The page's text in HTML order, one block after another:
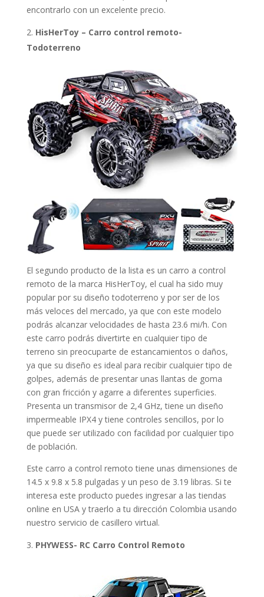
encontrarlo con un excelente precio.
HisHerToy – Carro control remoto-
Todoterreno
El segundo producto de la lista es un carro a control
remoto de la marca HisHerToy, el cual ha sido muy
popular por su diseño todoterreno y por ser de los
más veloces del mercado, ya que con este modelo
podrás alcanzar velocidades de hasta 23.6 mi/h. Con
este carro podrás divertirte en cualquier tipo de
terreno sin preocuparte de estancamientos o daños,
ya que su diseño es ideal para recibir cualquier tipo de
golpes, además de presentar unas llantas de goma
con gran fricción y agarre a diferentes superficies.
Presenta un transmisor de 2,4 GHz, tiene un diseño
impermeable IPX4 y tiene controles sencillos, por lo
que puede ser utilizado con facilidad por cualquier tipo
de población.
Este carro a control remoto tiene unas dimensiones de
14.5 x 9.8 x 5.8 pulgadas y un peso de 3.19 libras. Si te
interesa este producto puedes ingresar a las tiendas
online en USA y traerlo a tu dirección Colombia usando
nuestro servicio de casillero virtual.
PHYWESS- RC Carro Control Remoto